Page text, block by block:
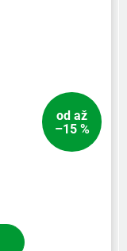
od až
–15 %